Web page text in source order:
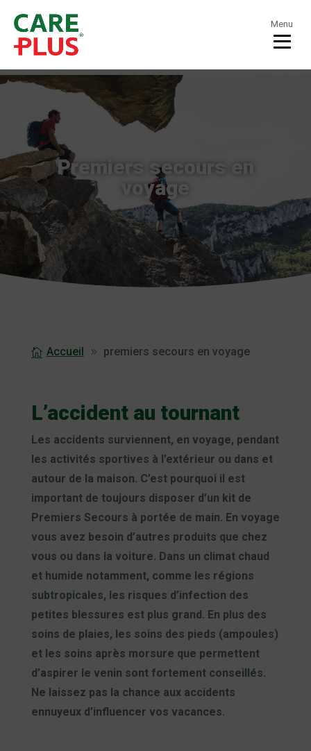
Menu
Premiers secours en
voyage
Accueil premiers secours en voyage
L’accident au tournant
Les accidents surviennent, en voyage, pendant
les activités sportives à l’extérieur ou dans et
autour de la maison. C’est pourquoi il est
important de toujours disposer d’un kit de
Premiers Secours à portée de main. En voyage
vous avez besoin d’autres produits que chez
vous ou dans la voiture. Dans un climat chaud
et humide notamment, comme les régions
subtropicales, les risques d’infection des
petites blessures est plus grand. En plus des
soins de plaies, les soins des pieds (ampoules)
et les soins après morsure que permettent
d’aspirer le venin sont fortement conseillés.
Ne laissez pas la chance aux accidents
ennuyeux d’influencer vos vacances.